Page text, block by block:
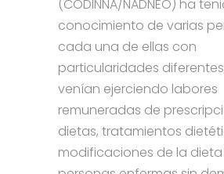
(CODINNA/NADNEO) ha
conocimiento de varias
cada una de ellas con
particularidades
venían ejerciendo labores
remuneradas de
dietas, tratamientos
modificaciones de la